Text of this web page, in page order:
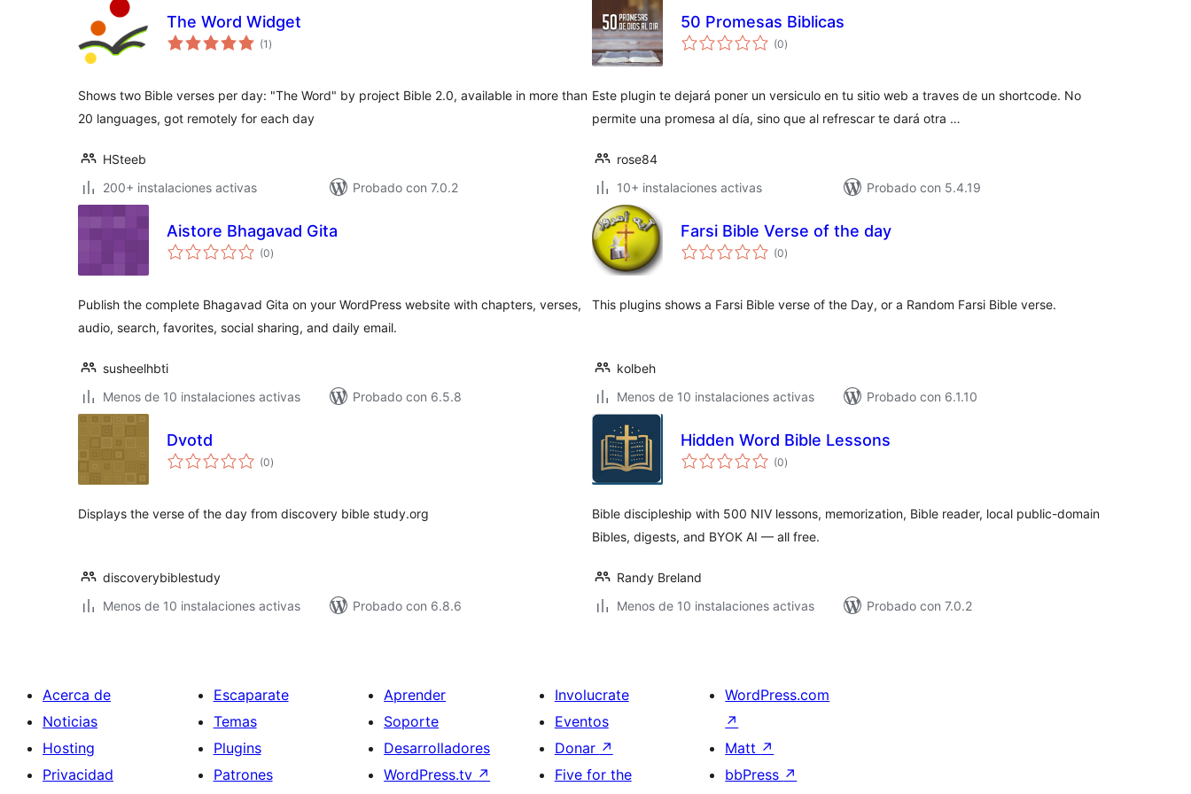
The Word Widget
(1 total
de
)
Shows two Bible verses per day: "The Word" by project Bible 2.0, available in more than
20 languages, got remotely for each day
HSteeb
200+ instalaciones activas
Probado con 7.0.2
50 Promesas Biblicas
(0total
de
)
Este plugin te dejará poner un versiculo en tu sitio web a traves de un shortcode. No
permite una promesa al día, sino que al refrescar te dará otra …
rose84
10+ instalaciones activas
Probado con 5.4.19
Aistore Bhagavad Gita
(0total
de
)
Publish the complete Bhagavad Gita on your WordPress website with chapters, verses,
audio, search, favorites, social sharing, and daily email.
susheelhbti
Menos de 10 instalaciones activas
Probado con 6.5.8
Farsi Bible Verse of the day
(0total
de
)
This plugins shows a Farsi Bible verse of the Day, or a Random Farsi Bible verse.
kolbeh
Menos de 10 instalaciones activas
Probado con 6.1.10
Dvotd
(0total
de
)
Displays the verse of the day from discovery bible study.org
discoverybiblestudy
Menos de 10 instalaciones activas
Probado con 6.8.6
Hidden Word Bible Lessons
(0total
de
)
Bible discipleship with 500 NIV lessons, memorization, Bible reader, local public-domain
Bibles, digests, and BYOK AI — all free.
Randy Breland
Menos de 10 instalaciones activas
Probado con 7.0.2
Acerca de
Noticias
Hosting
Privacidad
Escaparate
Temas
Plugins
Patrones
Aprender
Soporte
Desarrolladores
WordPress.tv ↗
Involucrate
Eventos
Donar ↗
Five for the
WordPress.com
↗
Matt ↗
bbPress ↗